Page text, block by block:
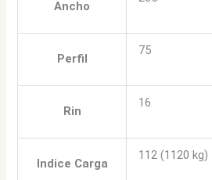
Ancho
Perfil
75
Rin
16
Indice Carga
112 (1120 kg)